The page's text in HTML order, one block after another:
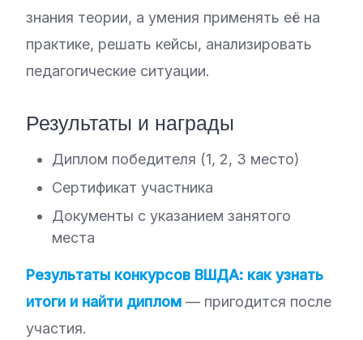
знания теории, а умения применять её на
практике, решать кейсы, анализировать
педагогические ситуации.
Результаты и награды
Диплом победителя (1, 2, 3 место)
Сертификат участника
Документы с указанием занятого
места
Результаты конкурсов ВШДА: как узнать
итоги и найти диплом — пригодится после
участия.